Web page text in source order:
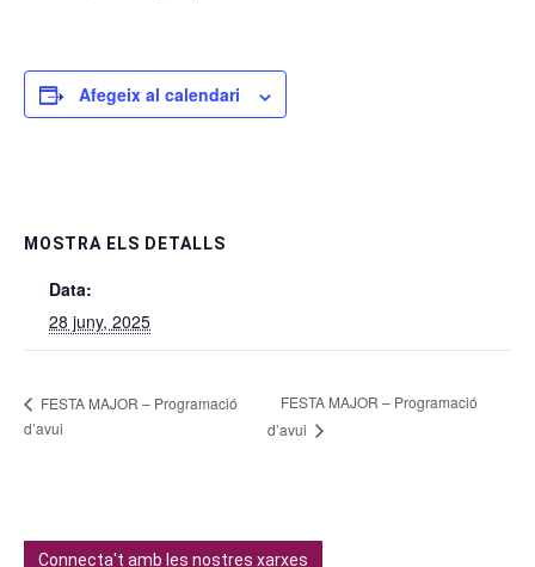
Afegeix al calendari
MOSTRA ELS DETALLS
Data:
28 juny, 2025
FESTA MAJOR – Programació
d’avui
FESTA MAJOR – Programació
d’avui
Connecta't amb les nostres xarxes